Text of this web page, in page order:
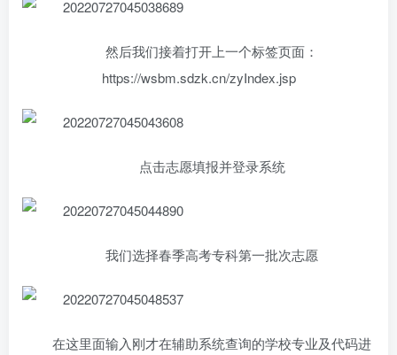
然后我们接着打开上一个标签页面：
https://wsbm.sdzk.cn/zyIndex.jsp
点击志愿填报并登录系统
我们选择春季高考专科第一批次志愿
在这里面输入刚才在辅助系统查询的学校专业及代码进